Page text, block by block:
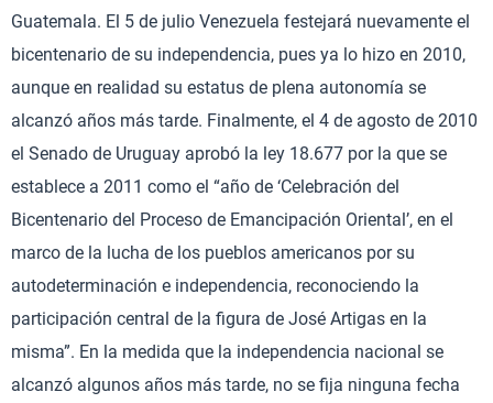
Guatemala. El 5 de julio Venezuela festejará nuevamente el
bicentenario de su independencia, pues ya lo hizo en 2010,
aunque en realidad su estatus de plena autonomía se
alcanzó años más tarde. Finalmente, el 4 de agosto de 2010
el Senado de Uruguay aprobó la ley 18.677 por la que se
establece a 2011 como el “año de ‘Celebración del
Bicentenario del Proceso de Emancipación Oriental’, en el
marco de la lucha de los pueblos americanos por su
autodeterminación e independencia, reconociendo la
participación central de la figura de José Artigas en la
misma”. En la medida que la independencia nacional se
alcanzó algunos años más tarde, no se fija ninguna fecha